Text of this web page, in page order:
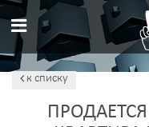
к списку